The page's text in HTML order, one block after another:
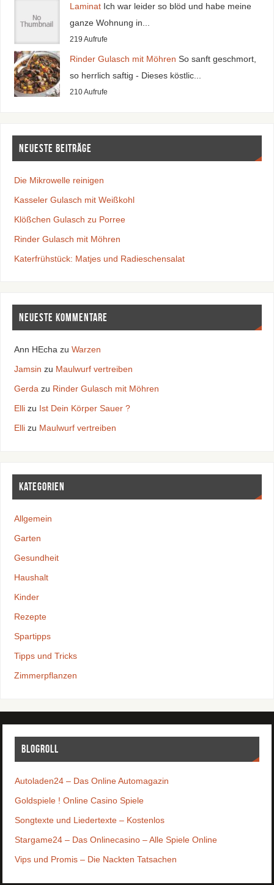
Laminat Ich war leider so blöd und habe meine
ganze Wohnung in...
219 Aufrufe
Rinder Gulasch mit Möhren So sanft geschmort,
so herrlich saftig - Dieses köstlic...
210 Aufrufe
Neueste Beiträge
Die Mikrowelle reinigen
Kasseler Gulasch mit Weißkohl
Klößchen Gulasch zu Porree
Rinder Gulasch mit Möhren
Katerfrühstück: Matjes und Radieschensalat
Neueste Kommentare
Ann HEcha zu Warzen
Jamsin zu Maulwurf vertreiben
Gerda zu Rinder Gulasch mit Möhren
Ellizu Ist Dein Körper Sauer ?
Ellizu Maulwurf vertreiben
Kategorien
Allgemein
Garten
Gesundheit
Haushalt
Kinder
Rezepte
Spartipps
Tipps und Tricks
Zimmerpflanzen
Blogroll
Autoladen24 – Das Online Automagazin
Goldspiele ! Online Casino Spiele
Songtexte und Liedertexte – Kostenlos
Stargame24 – Das Onlinecasino – Alle Spiele Online
Vips und Promis – Die Nackten Tatsachen